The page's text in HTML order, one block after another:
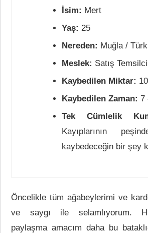
İsim: Mert
Yaş: 25
Nereden: Muğla /
Meslek: Satış
Kaybedilen Miktar:
Kaybedilen Zaman: 7
Tek Cümlelik
Kayıplarının
kaybedeceğin bir şey
Öncelikle tüm ağabeylerimi ve
ve saygı ile selamlıyorum.
paylaşma amacım daha bu